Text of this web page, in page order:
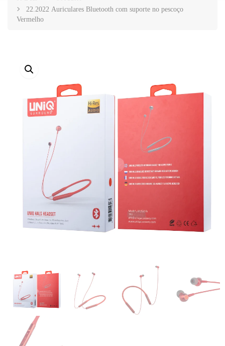
22.2022 Auriculares Bluetooth com suporte no pescoço
Vermelho